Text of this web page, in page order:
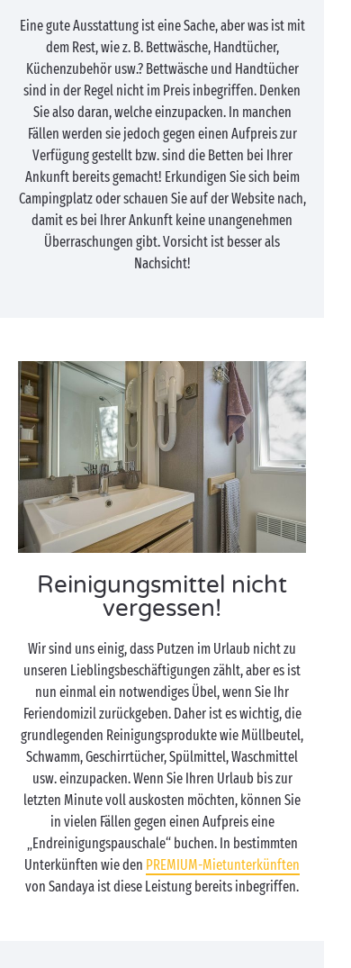
Eine gute Ausstattung ist eine Sache, aber was ist mit
dem Rest, wie z. B. Bettwäsche, Handtücher,
Küchenzubehör usw.? Bettwäsche und Handtücher
sind in der Regel nicht im Preis inbegriffen. Denken
Sie also daran, welche einzupacken. In manchen
Fällen werden sie jedoch gegen einen Aufpreis zur
Verfügung gestellt bzw. sind die Betten bei Ihrer
Ankunft bereits gemacht! Erkundigen Sie sich beim
Campingplatz oder schauen Sie auf der Website nach,
damit es bei Ihrer Ankunft keine unangenehmen
Überraschungen gibt. Vorsicht ist besser als
Nachsicht!
Reinigungsmittel nicht
vergessen!
Wir sind uns einig, dass Putzen im Urlaub nicht zu
unseren Lieblingsbeschäftigungen zählt, aber es ist
nun einmal ein notwendiges Übel, wenn Sie Ihr
Feriendomizil zurückgeben. Daher ist es wichtig, die
grundlegenden Reinigungsprodukte wie Müllbeutel,
Schwamm, Geschirrtücher, Spülmittel, Waschmittel
usw. einzupacken. Wenn Sie Ihren Urlaub bis zur
letzten Minute voll auskosten möchten, können Sie
in vielen Fällen gegen einen Aufpreis eine
„Endreinigungspauschale“ buchen. In bestimmten
Unterkünften wie den PREMIUM-Mietunterkünften
von Sandaya ist diese Leistung bereits inbegriffen.